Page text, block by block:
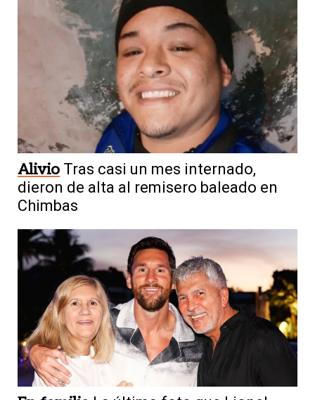
Alivio Tras casi un mes internado,
dieron de alta al remisero baleado en
Chimbas